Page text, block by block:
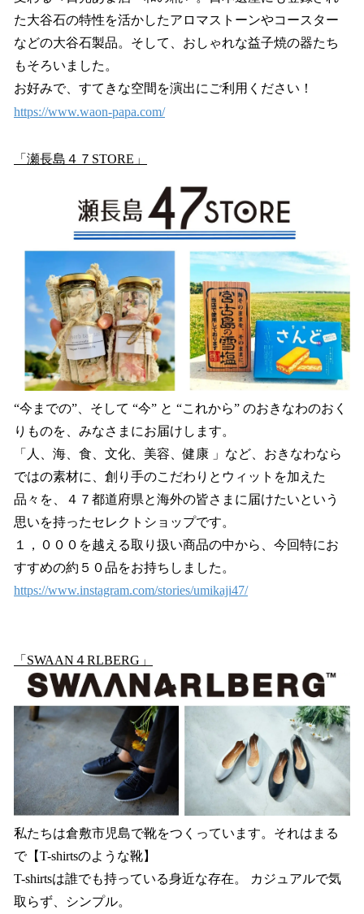
た大谷石の特性を活かしたアロマストーンやコースター
などの大谷石製品。そして、おしゃれな益子焼の器たち
もそろいました。
お好みで、すてきな空間を演出にご利用ください！
https://www.waon-papa.com/
「瀬長島４７STORE」
“今までの”、そして “今” と “これから” のおきなわのおく
りものを、みなさまにお届けします。
「人、海、食、文化、美容、健康 」など、おきなわなら
ではの素材に、創り手のこだわりとウィットを加えた
品々を、４７都道府県と海外の皆さまに届けたいという
思いを持ったセレクトショップです。
１，０００を越える取り扱い商品の中から、今回特にお
すすめの約５０品をお持ちしました。
https://www.instagram.com/stories/umikaji47/
「SWAAN４RLBERG」
私たちは倉敷市児島で靴をつくっています。それはまる
で【T-shirtsのような靴】
T-shirtsは誰でも持っている身近な存在。 カジュアルで気
取らず、シンプル。